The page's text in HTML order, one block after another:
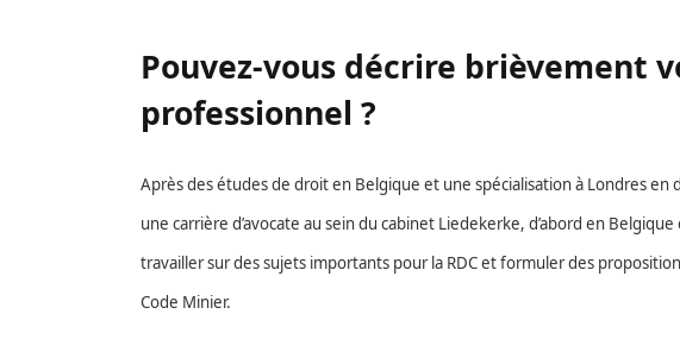
Pouvez-vous décrire brièvement
professionnel ?
Après des études de droit en Belgique et une spécialisation à Londres en
une carrière d’avocate au sein du cabinet Liedekerke, d’abord en
travailler sur des sujets importants pour la RDC et formuler des
Code Minier.